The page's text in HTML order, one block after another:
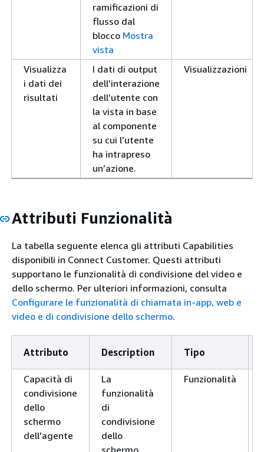
ramificazioni di
flusso dal
blocco Mostra
vista
Visualizza
i dati dei
risultati
I dati di output
dell’interazione
dell’utente con
la vista in base
al componente
su cui l’utente
ha intrapreso
un’azione.
Visualizzazioni
Attributi Funzionalità
La tabella seguente elenca gli attributi Capabilities
disponibili in Connect Customer. Questi attributi
supportano le funzionalità di condivisione del video e
dello schermo. Per ulteriori informazioni, consulta
Configurare le funzionalità di chiamata in-app, web e
video e di condivisione dello schermo.
Attributo Description Tipo
Capacità di
condivisione
dello
schermo
dell’agente
La
funzionalità
di
condivisione
dello
schermo
Funzionalità